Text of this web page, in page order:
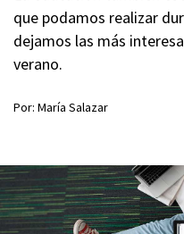
que podamos realizar
dejamos las más
verano.
Por: María Salazar